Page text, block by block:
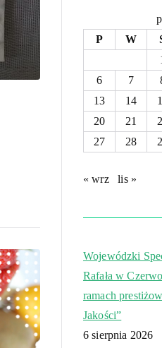
P
W
6
7
13
14
20
21
27
28
« wrz lis »
Wojewódzki
Rafała w
ramach
Jakości”
6 sierpnia 2026